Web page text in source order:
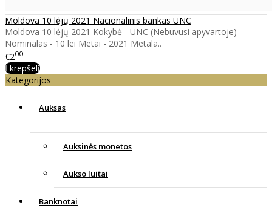
Moldova 10 lėjų 2021 Nacionalinis bankas UNC
Moldova 10 lėjų 2021 Kokybė - UNC (Nebuvusi apyvartoje)
Nominalas - 10 lei Metai - 2021 Metala..
€200
Į krepšelį
Kategorijos
Auksas
Auksinės monetos
Aukso luitai
Banknotai